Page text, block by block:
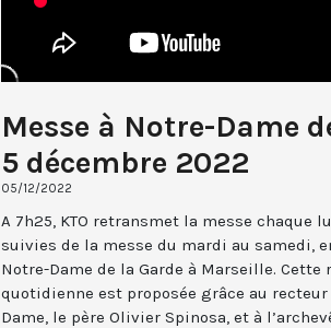
Messe à Notre-Dame
5 décembre 2022
05/12/2022
A 7h25, KTO retransmet la messe chaque
suivies de la messe du mardi au samedi,
Notre-Dame de la Garde à Marseille.
quotidienne est proposée grâce au
Dame, le père Olivier Spinosa, et à